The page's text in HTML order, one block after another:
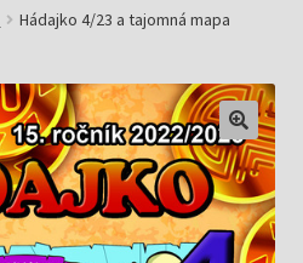
Hádajko 4/23 a tajomná mapa